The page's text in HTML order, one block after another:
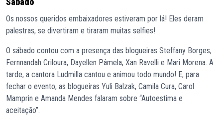
Os nossos queridos embaixadores estiveram por lá! Eles deram
palestras, se divertiram e tiraram muitas selfies!
O sábado contou com a presença das blogueiras Steffany Borges,
Fernnandah Criloura, Dayellen Pâmela, Xan Ravelli e Mari Morena. A
tarde, a cantora Ludmilla cantou e animou todo mundo! E, para
fechar o evento, as blogueiras Yuli Balzak, Camila Cura, Carol
Mamprin e Amanda Mendes falaram sobre “Autoestima e
aceitação”.